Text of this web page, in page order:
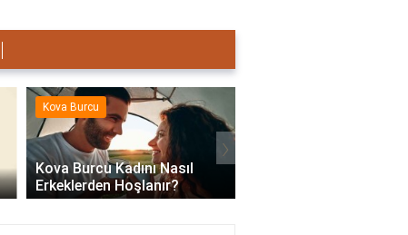
Kova Burcu
Kova Burcu Kadını Nasıl
Erkeklerden Hoşlanır?
›